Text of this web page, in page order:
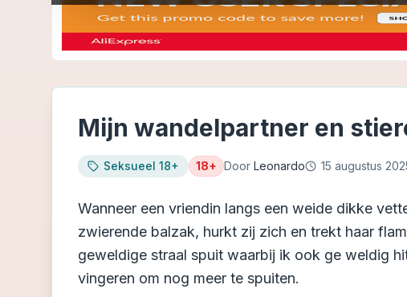
Mijn wandelpartner en
Seksueel 18+ 18+ Door Leonardo 15 augustus
Wanneer een vriendin langs een weide dikke
zwierende balzak, hurkt zij zich en trekt haar
geweldige straal spuit waarbij ik ook ge weldig
vingeren om nog meer te spuiten.